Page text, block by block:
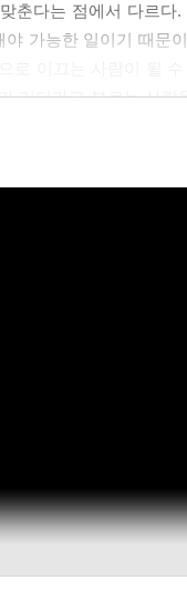
고 있는가?
코칭 네트워크
춘다는 점에서 다르
야 가능한 일이기 때문
리더라고 부르는 사
목표를 향해 사람들을
다. ---「리더에 대한 고
선하려는 것은 토털 리